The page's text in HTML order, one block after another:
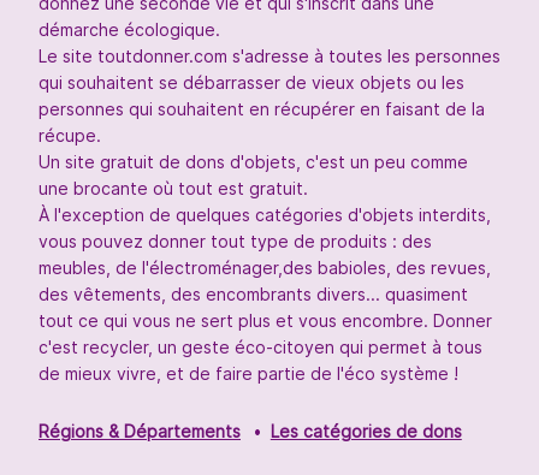
démarche écologique.
Le site toutdonner.com s'adresse à toutes les personnes
qui souhaitent se débarrasser de vieux objets ou les
personnes qui souhaitent en récupérer en faisant de la
récupe.
Un site gratuit de dons d'objets, c'est un peu comme
une brocante où tout est gratuit.
À l'exception de quelques catégories d'objets interdits,
vous pouvez donner tout type de produits : des
meubles, de l'électroménager,des babioles, des revues,
des vêtements, des encombrants divers... quasiment
tout ce qui vous ne sert plus et vous encombre. Donner
c'est recycler, un geste éco-citoyen qui permet à tous
de mieux vivre, et de faire partie de l'éco système !
Régions & Départements Les catégories de dons